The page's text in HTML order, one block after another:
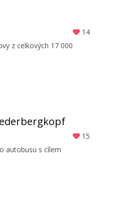
14
z celkových 17 000
15
autobusu s cílem